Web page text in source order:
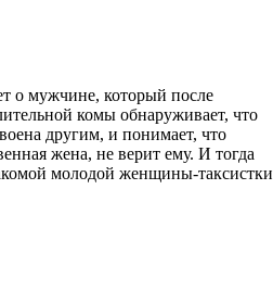
о мужчине, который после
комы обнаруживает, что
другим, и понимает, что
жена, не верит ему. И тогда
молодой женщины-таксистки